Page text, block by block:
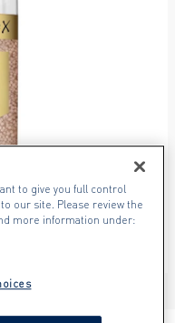
SLIDE)
0506
ITEM 07
to give you full control
our site. Please review the
more information under: